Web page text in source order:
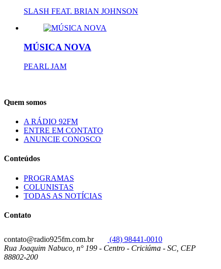
SLASH FEAT. BRIAN JOHNSON
MÚSICA NOVA
PEARL JAM
Quem somos
A RÁDIO 92FM
ENTRE EM CONTATO
ANUNCIE CONOSCO
Conteúdos
PROGRAMAS
COLUNISTAS
TODAS AS NOTÍCIAS
Contato
contato@radio925fm.com.br
(48) 98441-0010
Rua Joaquim Nabuco, n° 199 - Centro - Criciúma - SC, CEP
88802-200